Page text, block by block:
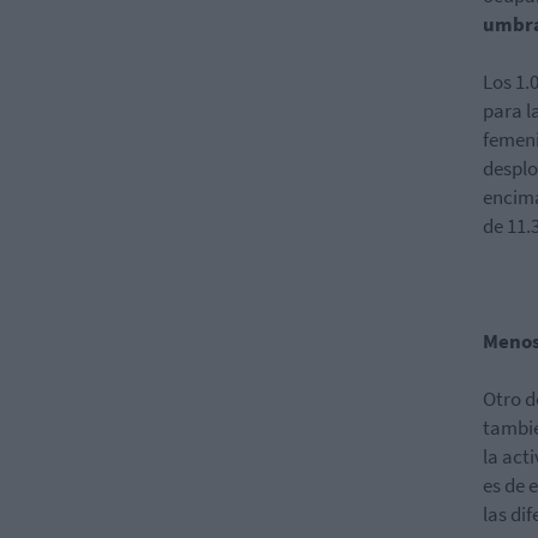
Los
para
de
Otro
la
es de
las